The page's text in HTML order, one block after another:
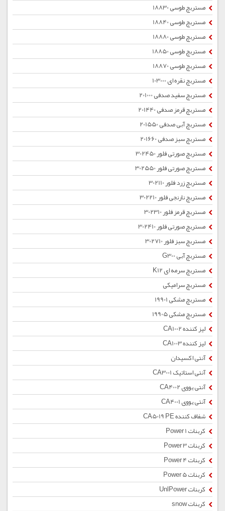
مستربچ طوسی 18830
مستربچ طوسی 18840
مستربچ طوسی 18880
مستربچ طوسی 18850
مستربچ طوسی 18870
مستربچ نقره ای 103000
مستربچ سفید صدفی 201000
مستربچ قرمز صدفی 201440
مستربچ آبی صدفی 201550
مستربچ سبز صدفی 201660
مستربچ صورتی فلور 302450
مستربچ صورتی فلور 302550
مستربچ زرد فلور 302110
مستربچ نارنجی فلور 302210
مستربچ قرمز فلور 302310
مستربچ صورتی فلور 302410
مستربچ سبز فلور 302710
مستربچ آبی G300
مستربچ سرمه ای K12
مستربچ سرامیکی
مستربچ مشکی 19901
مستربچ مشکی 19905
لیز کننده CA1002
لیز کننده CA1003
آنتی اکسیدان
آنتی استاتیک CA3001
آنتی یووی CA4002
آنتی یووی CA4001
شفاف کننده CA5019 PE
کربنات Power 1
کربنات Power 3
کربنات Power 4
کربنات Power 5
کربنات UnlPower
کربنات snow